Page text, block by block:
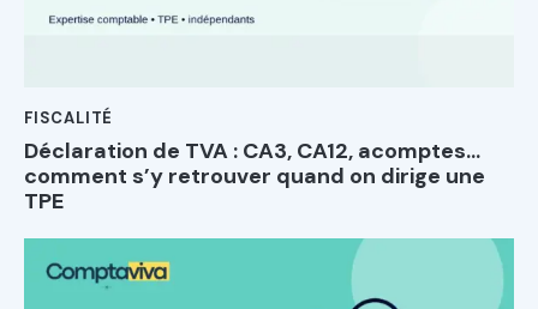
FISCALITÉ
Déclaration de TVA : CA3, CA12, acomptes…
comment s’y retrouver quand on dirige une
TPE